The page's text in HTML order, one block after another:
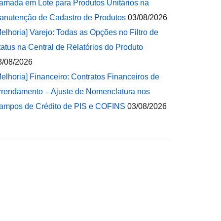
em Lote para Produtos Unitários na
de Cadastro de Produtos 03/08/2026
Varejo: Todas as Opções no Filtro de
na Central de Relatórios do Produto
08/2026
Financeiro: Contratos Financeiros de
– Ajuste de Nomenclatura nos
de Crédito de PIS e COFINS 03/08/2026